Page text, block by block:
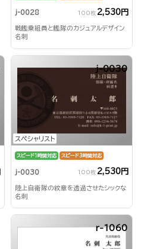
j-0028 100枚 2,530円
戦艦乗組員と艦隊のカジュアルデザイン
名刺
スペシャリスト
j-0030
スピード1時間対応 スピード3時間対応
j-0030 100枚 2,530円
陸上自衛隊の紋章を透過させたシックな
名刺
r-1060